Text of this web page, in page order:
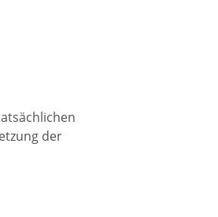
der